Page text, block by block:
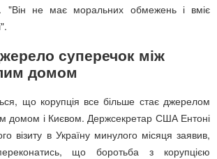
"Він не має моральних обмежень і вміє
суперечок між
домом
що корупція все більше стає джерелом
домом і Києвом. Держсекретар США Ентоні
візиту в Україну минулого місяця заявив,
що боротьба з корупцією